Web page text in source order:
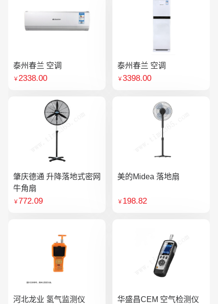
泰州春兰 空调
￥2338.00
泰州春兰 空调
￥3398.00
肇庆德通 升降落地式密网
牛角扇
￥772.09
美的Midea 落地扇
￥ 198.82
河北龙业 氢气监测仪 华盛昌CEM 空气检测仪